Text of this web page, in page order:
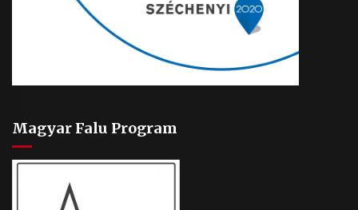
Magyar Falu Program